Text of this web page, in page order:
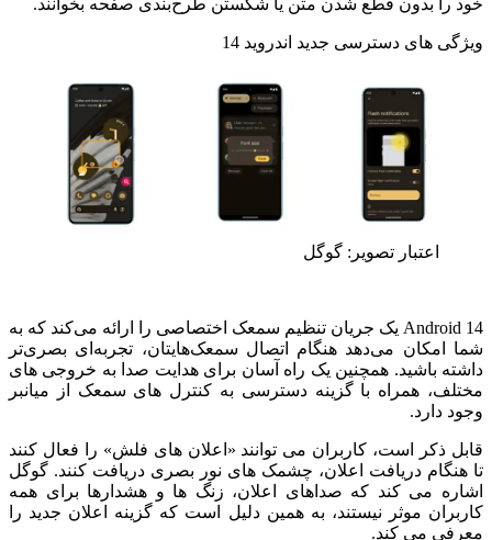
خود را بدون قطع شدن متن یا شکستن طرح‌بندی صفحه بخوانند.
ویژگی های دسترسی جدید اندروید 14
اعتبار تصویر: گوگل
Android 14 یک جریان تنظیم سمعک اختصاصی را ارائه می‌کند که به
شما امکان می‌دهد هنگام اتصال سمعک‌هایتان، تجربه‌ای بصری‌تر
داشته باشید. همچنین یک راه آسان برای هدایت صدا به خروجی های
مختلف، همراه با گزینه دسترسی به کنترل های سمعک از میانبر
وجود دارد.
قابل ذکر است، کاربران می توانند «اعلان های فلش» را فعال کنند
تا هنگام دریافت اعلان، چشمک های نور بصری دریافت کنند. گوگل
اشاره می کند که صداهای اعلان، زنگ ها و هشدارها برای همه
کاربران موثر نیستند، به همین دلیل است که گزینه اعلان جدید را
معرفی می کند.